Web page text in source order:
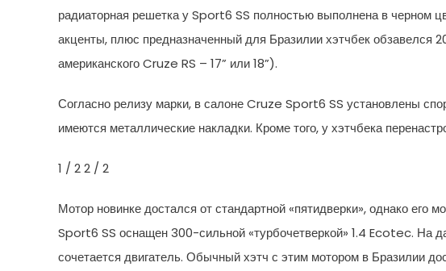
радиаторная решетка у Sport6 SS полностью выполнена в черном
акценты, плюс предназначенный для Бразилии хэтчбек
американского Cruze RS – 17” или 18”).
Согласно релизу марки, в салоне Cruze Sport6 SS установлены
имеются металлические накладки. Кроме того, у хэтчбека
1 / 22 / 2
Мотор новинке достался от стандартной «пятидверки», однако
Sport6 SS оснащен 300-сильной «турбочетверкой» 1.4 Ecotec. На
сочетается двигатель. Обычный хэтч с этим мотором в Бразилии